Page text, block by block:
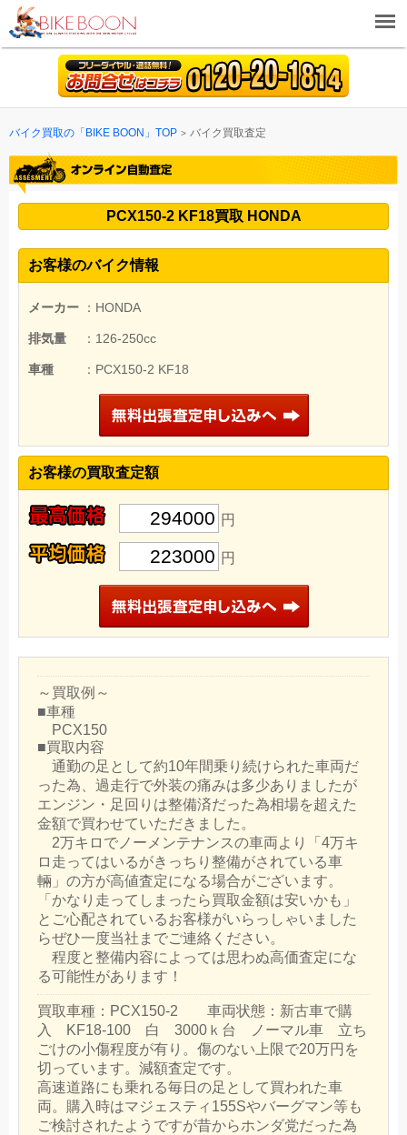
バイク買取の「BIKE BOON」TOP バイク買取査定
PCX150-2 KF18買取 HONDA
お客様のバイク情報
メーカー ：HONDA
排気量 ：126-250cc
車種 ：PCX150-2 KF18
お客様の買取査定額
294000 円
223000 円
～買取例～
■車種
PCX150
■買取内容
通勤の足として約10年間乗り続けられた車両だ
った為、過走行で外装の痛みは多少ありましたが
エンジン・足回りは整備済だった為相場を超えた
金額で買わせていただきました。
2万キロでノーメンテナンスの車両より「4万キ
ロ走ってはいるがきっちり整備がされている車
輛」の方が高値査定になる場合がございます。
「かなり走ってしまったら買取金額は安いかも」
とご心配されているお客様がいらっしゃいました
らぜひ一度当社までご連絡ください。
程度と整備内容によっては思わぬ高価査定にな
る可能性があります！
買取車種：PCX150-2 車両状態：新古車で購
入 KF18-100 白 3000ｋ台 ノーマル車 立ち
ごけの小傷程度が有り。傷のない上限で20万円を
切っています。減額査定です。
高速道路にも乗れる毎日の足として買われた車
両。購入時はマジェスティ155Sやバーグマン等も
ご検討されたようですが昔からホンダ党だった為